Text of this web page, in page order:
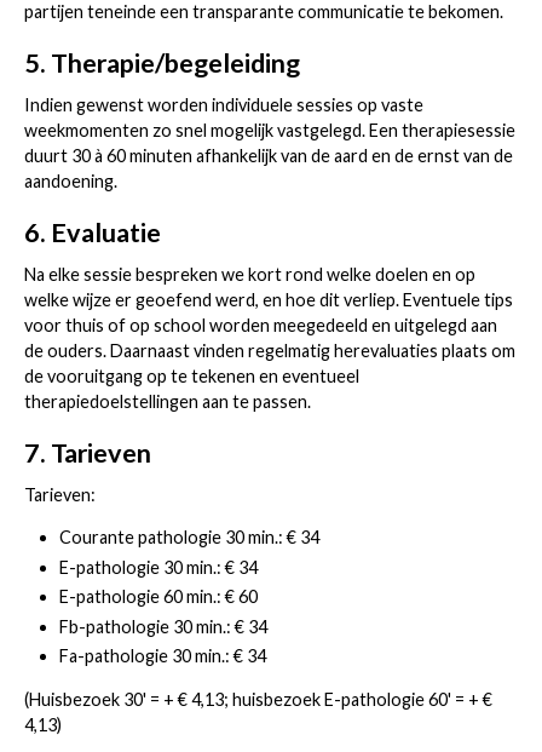
partijen teneinde een transparante communicatie te bekomen.
5. Therapie/begeleiding
Indien gewenst worden individuele sessies op vaste
weekmomenten zo snel mogelijk vastgelegd. Een therapiesessie
duurt 30 à 60 minuten afhankelijk van de aard en de ernst van de
aandoening.
6. Evaluatie
Na elke sessie bespreken we kort rond welke doelen en op
welke wijze er geoefend werd, en hoe dit verliep. Eventuele tips
voor thuis of op school worden meegedeeld en uitgelegd aan
de ouders. Daarnaast vinden regelmatig herevaluaties plaats om
de vooruitgang op te tekenen en eventueel
therapiedoelstellingen aan te passen.
7. Tarieven
Tarieven:
Courante pathologie 30 min.: € 34
E-pathologie 30 min.: € 34
E-pathologie 60 min.: € 60
Fb-pathologie 30 min.: € 34
Fa-pathologie 30 min.: € 34
(Huisbezoek 30' = + € 4,13; huisbezoek E-pathologie 60' = + €
4,13)